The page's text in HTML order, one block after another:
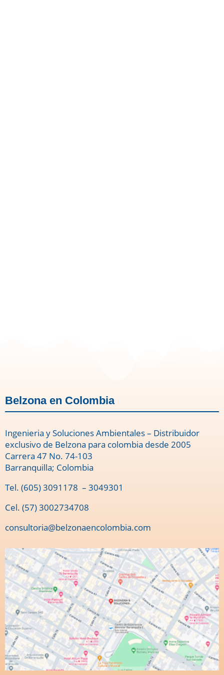
Belzona en Colombia
Ingenieria y Soluciones Ambientales – Distribuidor
exclusivo de Belzona para colombia desde 2005
Carrera 47 No. 74-103
Barranquilla; Colombia
Tel. (605) 3091178 – 3049301
Cel. (57) 3002734708
consultoria@belzonaencolombia.com